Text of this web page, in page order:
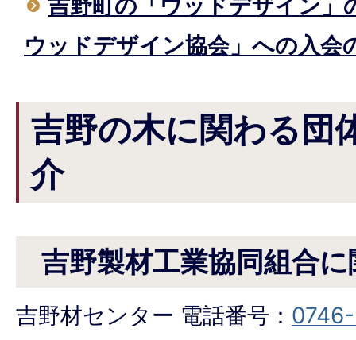
ウッドデザイン協会」への入会
吉野の木に関わる団
介
吉野製材工業協同組合
吉野材センター 電話番号：